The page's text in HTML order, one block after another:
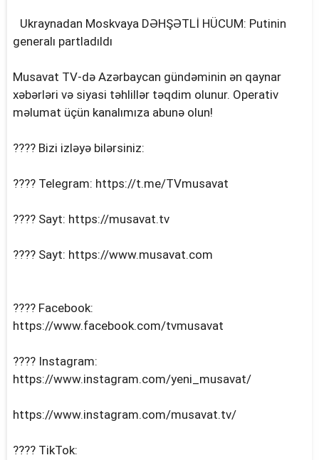
Ukraynadan Moskvaya DƏHŞƏTLİ HÜCUM: Putinin
generalı partladıldı
Musavat TV-də Azərbaycan gündəminin ən qaynar
xəbərləri və siyasi təhlillər təqdim olunur. Operativ
məlumat üçün kanalımıza abunə olun!
???? Bizi izləyə bilərsiniz:
???? Telegram: https://t.me/TVmusavat
???? Sayt: https://musavat.tv
???? Sayt: https://www.musavat.com
???? Facebook:
https://www.facebook.com/tvmusavat
???? Instagram:
https://www.instagram.com/yeni_musavat/
https://www.instagram.com/musavat.tv/
???? TikTok: